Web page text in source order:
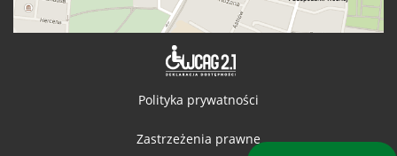
Polityka prywatności
Zastrzeżenia prawne